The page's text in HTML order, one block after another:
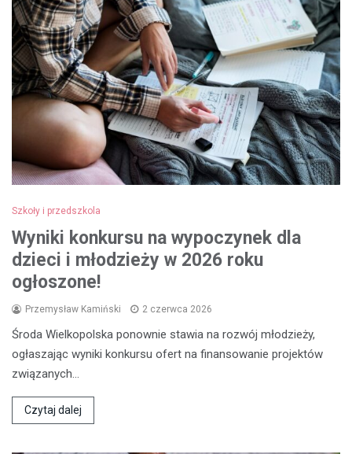
Szkoły i przedszkola
Wyniki konkursu na wypoczynek dla
dzieci i młodzieży w 2026 roku
ogłoszone!
Przemysław Kamiński 2 czerwca 2026
Środa Wielkopolska ponownie stawia na rozwój młodzieży,
ogłaszając wyniki konkursu ofert na finansowanie projektów
związanych…
Czytaj dalej